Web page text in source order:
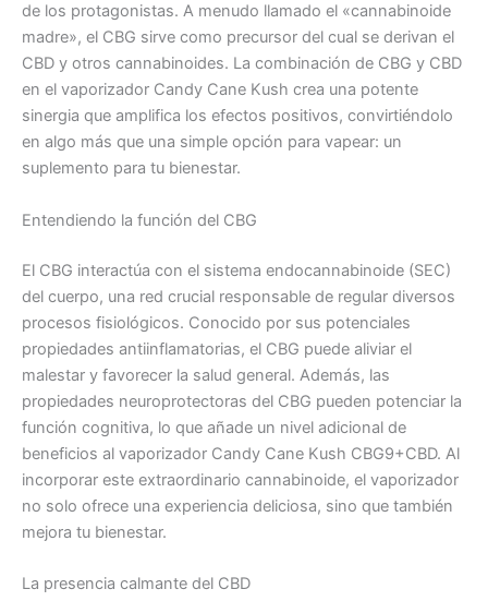
de los protagonistas. A menudo llamado el «cannabinoide
madre», el CBG sirve como precursor del cual se derivan el
CBD y otros cannabinoides. La combinación de CBG y CBD
en el vaporizador Candy Cane Kush crea una potente
sinergia que amplifica los efectos positivos, convirtiéndolo
en algo más que una simple opción para vapear: un
suplemento para tu bienestar.
Entendiendo la función del CBG
El CBG interactúa con el sistema endocannabinoide (SEC)
del cuerpo, una red crucial responsable de regular diversos
procesos fisiológicos. Conocido por sus potenciales
propiedades antiinflamatorias, el CBG puede aliviar el
malestar y favorecer la salud general. Además, las
propiedades neuroprotectoras del CBG pueden potenciar la
función cognitiva, lo que añade un nivel adicional de
beneficios al vaporizador Candy Cane Kush CBG9+CBD. Al
incorporar este extraordinario cannabinoide, el vaporizador
no solo ofrece una experiencia deliciosa, sino que también
mejora tu bienestar.
La presencia calmante del CBD